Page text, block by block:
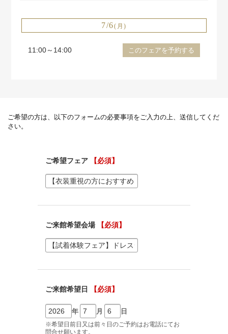
7/6(月)
11:00～14:00 このフェアを予約する